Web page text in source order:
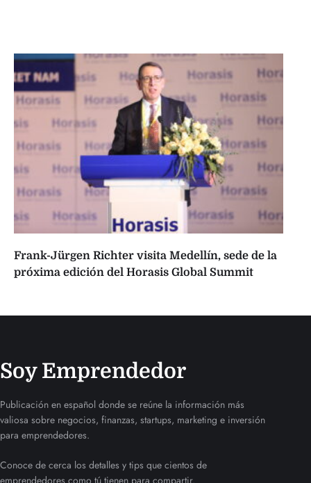
Frank-Jürgen Richter visita Medellín, sede de la
próxima edición del Horasis Global Summit
Soy Emprendedor
Publicación en español donde se reúne la información más
valiosa sobre negocios, finanzas, startups, marketing e inversión
para emprendedores.
Conoce de cerca los detalles y tips que cientos de